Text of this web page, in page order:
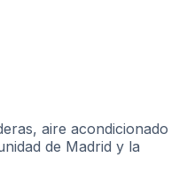
aire acondicionado
de Madrid y la